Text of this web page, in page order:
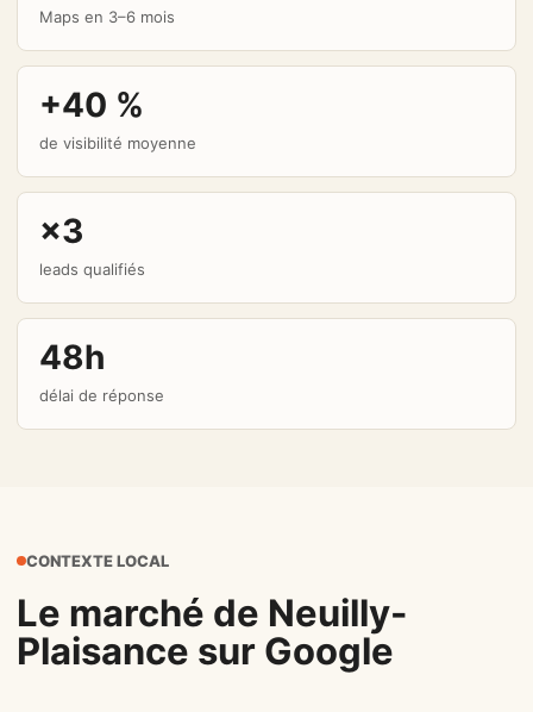
Maps en 3–6 mois
+40 %
de visibilité moyenne
×3
leads qualifiés
48h
délai de réponse
CONTEXTE LOCAL
Le marché de Neuilly-
Plaisance sur Google